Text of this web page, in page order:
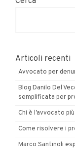
Articoli recenti
Avvocato per
Blog Danilo Del
semplificata per
Chi è l’avvocato
Come risolvere i
Marco Santinoli